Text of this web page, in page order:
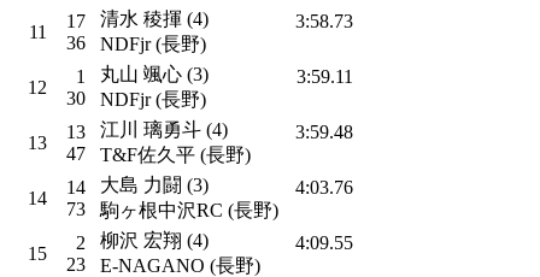
11
17
36
清水 稜揮 (4)
NDFjr (長野)
3:58.73
12
1
30
丸山 颯心 (3)
NDFjr (長野)
3:59.11
13
13
47
江川 璃勇斗 (4)
T&F佐久平 (長野)
3:59.48
14
14
73
大島 力闘 (3)
駒ヶ根中沢RC (長野)
4:03.76
15
2
23
柳沢 宏翔 (4)
E-NAGANO (長野)
4:09.55